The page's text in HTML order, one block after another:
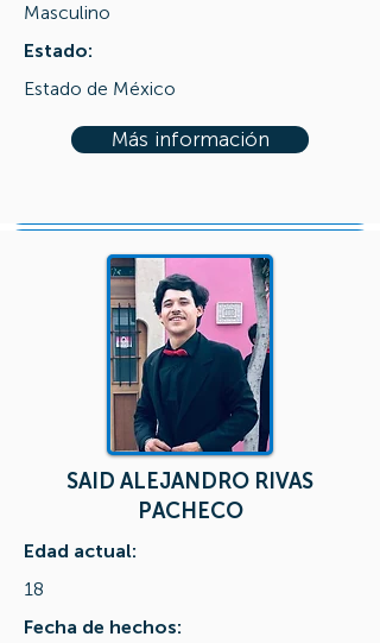
Masculino
Estado:
Estado de México
Más información
SAID ALEJANDRO RIVAS
PACHECO
Edad actual:
18
Fecha de hechos: